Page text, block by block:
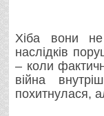
Хіба вони не
наслідків
– коли
війна
похитнулася,